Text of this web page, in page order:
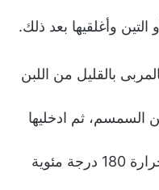
وأغلقيها بعد ذلك.
بالقليل من اللبن
السمسم، ثم ادخليها
بالفرن الساخن على درجة حرارة 180 درجة مئوية